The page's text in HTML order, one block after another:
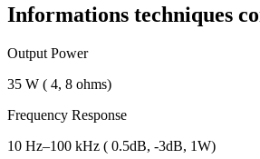
Informations techniques
Output Power
35 W ( 4, 8 ohms)
Frequency Response
10 Hz–100 kHz ( 0.5dB, -3dB, 1W)